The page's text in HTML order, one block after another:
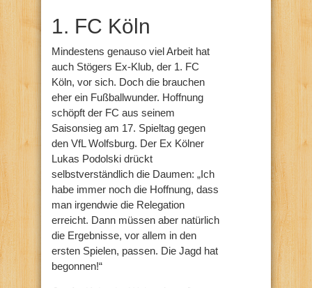
1. FC Köln
Mindestens genauso viel Arbeit hat
auch Stögers Ex-Klub, der 1. FC
Köln, vor sich. Doch die brauchen
eher ein Fußballwunder. Hoffnung
schöpft der FC aus seinem
Saisonsieg am 17. Spieltag gegen
den VfL Wolfsburg. Der Ex Kölner
Lukas Podolski drückt
selbstverständlich die Daumen: „Ich
habe immer noch die Hoffnung, dass
man irgendwie die Relegation
erreicht. Dann müssen aber natürlich
die Ergebnisse, vor allem in den
ersten Spielen, passen. Die Jagd hat
begonnen!“